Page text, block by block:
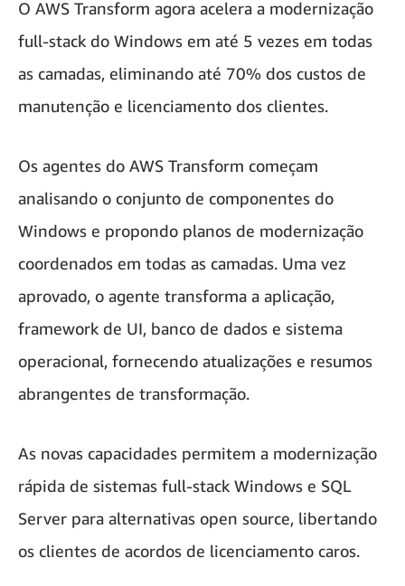
O AWS Transform agora acelera a modernização
full-stack do Windows em até 5 vezes em todas
as camadas, eliminando até 70% dos custos de
manutenção e licenciamento dos clientes.
Os agentes do AWS Transform começam
analisando o conjunto de componentes do
Windows e propondo planos de modernização
coordenados em todas as camadas. Uma vez
aprovado, o agente transforma a aplicação,
framework de UI, banco de dados e sistema
operacional, fornecendo atualizações e resumos
abrangentes de transformação.
As novas capacidades permitem a modernização
rápida de sistemas full-stack Windows e SQL
Server para alternativas open source, libertando
os clientes de acordos de licenciamento caros.